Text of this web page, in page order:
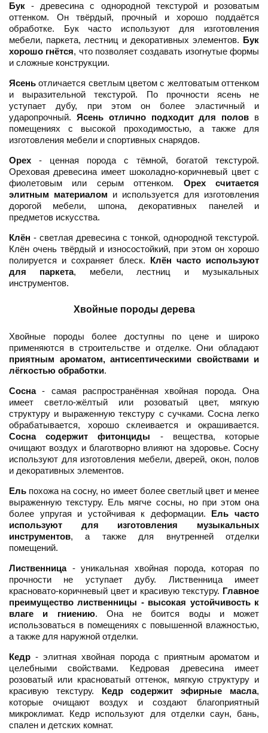
Бук - древесина с однородной текстурой и розоватым
оттенком. Он твёрдый, прочный и хорошо поддаётся
обработке. Бук часто используют для изготовления
мебели, паркета, лестниц и декоративных элементов. Бук
хорошо гнётся, что позволяет создавать изогнутые формы
и сложные конструкции.
Ясень отличается светлым цветом с желтоватым оттенком
и выразительной текстурой. По прочности ясень не
уступает дубу, при этом он более эластичный и
ударопрочный. Ясень отлично подходит для полов в
помещениях с высокой проходимостью, а также для
изготовления мебели и спортивных снарядов.
Орех - ценная порода с тёмной, богатой текстурой.
Ореховая древесина имеет шоколадно-коричневый цвет с
фиолетовым или серым оттенком. Орех считается
элитным материалом и используется для изготовления
дорогой мебели, шпона, декоративных панелей и
предметов искусства.
Клён - светлая древесина с тонкой, однородной текстурой.
Клён очень твёрдый и износостойкий, при этом он хорошо
полируется и сохраняет блеск. Клён часто используют
для паркета, мебели, лестниц и музыкальных
инструментов.
Хвойные породы дерева
Хвойные породы более доступны по цене и широко
применяются в строительстве и отделке. Они обладают
приятным ароматом, антисептическими свойствами и
лёгкостью обработки.
Сосна- самая распространённая хвойная порода. Она
имеет светло-жёлтый или розоватый цвет, мягкую
структуру и выраженную текстуру с сучками. Сосна легко
обрабатывается, хорошо склеивается и окрашивается.
Сосна содержит фитонциды - вещества, которые
очищают воздух и благотворно влияют на здоровье. Сосну
используют для изготовления мебели, дверей, окон, полов
и декоративных элементов.
Ель похожа на сосну, но имеет более светлый цвет и менее
выраженную текстуру. Ель мягче сосны, но при этом она
более упругая и устойчивая к деформации. Ель часто
используют для изготовления музыкальных
инструментов, а также для внутренней отделки
помещений.
Лиственница- уникальная хвойная порода, которая по
прочности не уступает дубу. Лиственница имеет
красновато-коричневый цвет и красивую текстуру. Главное
преимущество лиственницы - высокая устойчивость к
влаге и гниению. Она не боится воды и может
использоваться в помещениях с повышенной влажностью,
а также для наружной отделки.
Кедр - элитная хвойная порода с приятным ароматом и
целебными свойствами. Кедровая древесина имеет
розоватый или красноватый оттенок, мягкую структуру и
красивую текстуру. Кедр содержит эфирные масла,
которые очищают воздух и создают благоприятный
микроклимат. Кедр используют для отделки саун, бань,
спален и детских комнат.